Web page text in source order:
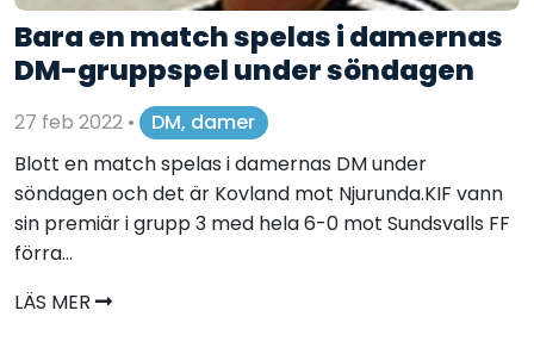
Bara en match spelas i damernas
DM-gruppspel under söndagen
27 feb 2022 •
DM, damer
Blott en match spelas i damernas DM under
söndagen och det är Kovland mot Njurunda.KIF vann
sin premiär i grupp 3 med hela 6-0 mot Sundsvalls FF
förra...
LÄS MER